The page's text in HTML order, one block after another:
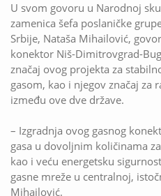
U svom govoru u Narodnoj
zamenica šefa poslaničke
Srbije, Nataša Mihailović,
konektor Niš-Dimitrovgrad-
značaj ovog projekta za
gasom, kao i njegov značaj za
između ove dve države.
– Izgradnja ovog gasnog
gasa u dovoljnim količinama
kao i veću energetsku
gasne mreže u centralnoj,
Mihailović.